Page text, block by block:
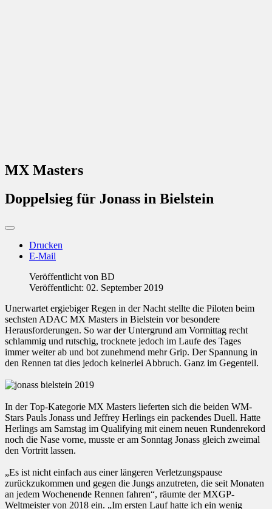
MX Masters
Doppelsieg für Jonass in Bielstein
Drucken
E-Mail
Veröffentlicht von BD
Veröffentlicht: 02. September 2019
Unerwartet ergiebiger Regen in der Nacht stellte die Piloten beim
sechsten ADAC MX Masters in Bielstein vor besondere
Herausforderungen. So war der Untergrund am Vormittag recht
schlammig und rutschig, trocknete jedoch im Laufe des Tages
immer weiter ab und bot zunehmend mehr Grip. Der Spannung in
den Rennen tat dies jedoch keinerlei Abbruch. Ganz im Gegenteil.
In der Top-Kategorie MX Masters lieferten sich die beiden WM-
Stars Pauls Jonass und Jeffrey Herlings ein packendes Duell. Hatte
Herlings am Samstag im Qualifying mit einem neuen Rundenrekord
noch die Nase vorne, musste er am Sonntag Jonass gleich zweimal
den Vortritt lassen.
„Es ist nicht einfach aus einer längeren Verletzungspause
zurückzukommen und gegen die Jungs anzutreten, die seit Monaten
an jedem Wochenende Rennen fahren“, räumte der MXGP-
Weltmeister von 2018 ein. „Im ersten Lauf hatte ich ein wenig